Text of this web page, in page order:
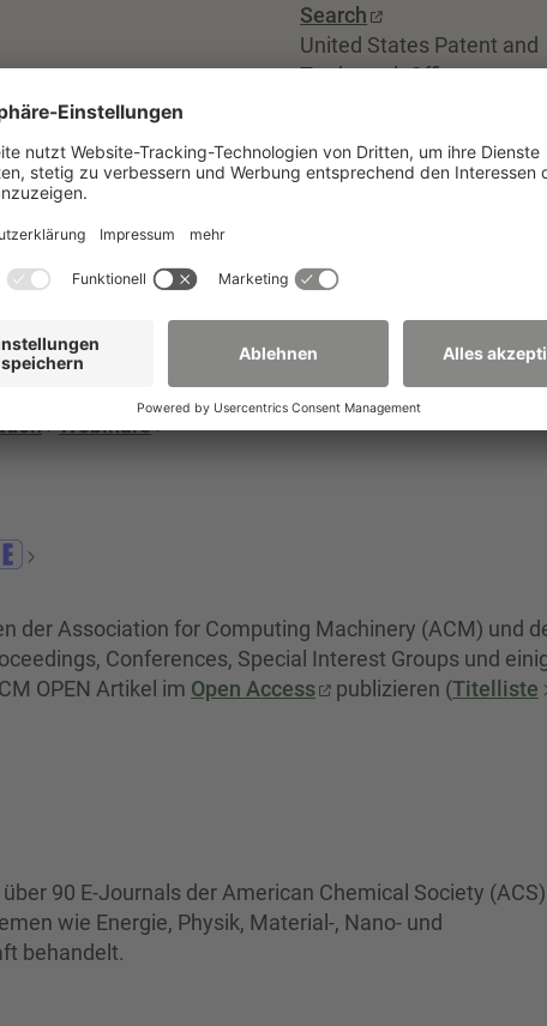
Search
United States Patent and
Trademark Office
Volltexte aus ca. 4.700 wissenschaftlichen
weiterer Zeitschriften sowie Videos der
Webinare
der Association for Computing Machinery (ACM) und
Conferences, Special Interest Groups und
OPEN Artikel im Open Access publizieren (Titelliste
90 E-Journals der American Chemical Society
wie Energie, Physik, Material-, Nano- und
behandelt.